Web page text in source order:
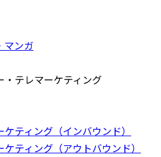
マンガ
テレマーケティング
ティング（インバウンド）
ティング（アウトバウンド）